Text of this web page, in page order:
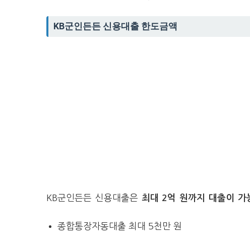
KB군인든든 신용대출 한도금액
KB군인든든 신용대출은 최대 2억 원까지 대출이 가
종합통장자동대출 최대 5천만 원